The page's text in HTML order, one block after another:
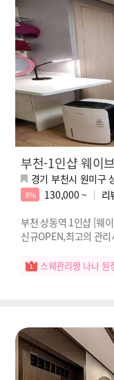
부천-1인샵 웨이브
경기 부천시 원미구
8% 130,000 ~ 리
부천 상동역 1인샵 [웨
신규OPEN,최고의 관리
스웨관리짱 나나 원